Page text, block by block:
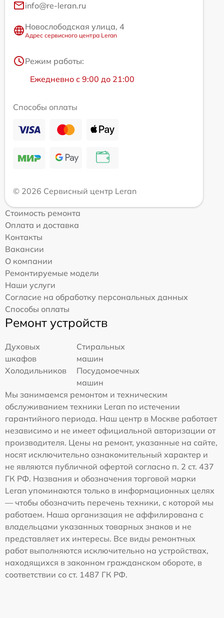
info@re-leran.ru
Новослободская улица, 4
Адрес сервисного центра Leran
Режим работы:
Ежедневно с 9:00 до 21:00
Способы оплаты
© 2026 Сервисный центр Leran
Стоимость ремонта
Оплата и доставка
Контакты
Вакансии
О компании
Ремонтируемые модели
Наши услуги
Согласие на обработку персональных данных
Способы оплаты
Ремонт устройств
Духовых
шкафов
Стиральных
машин
Холодильников
Посудомоечных
машин
Мы занимаемся ремонтом и техническим
обслуживанием техники Leran по истечении
гарантийного периода. Наш центр в Москве работает
независимо и не имеет официальной авторизации от
производителя. Цены на ремонт, указанные на сайте,
носят исключительно ознакомительный характер и
не являются публичной офертой согласно п. 2 ст. 437
ГК РФ. Названия и обозначения торговой марки
Leran упоминаются только в информационных целях
— чтобы обозначить перечень техники, с которой мы
работаем. Наша организация не аффилирована с
владельцами указанных товарных знаков и не
представляет их интересы. Все виды ремонтных
работ выполняются исключительно на устройствах,
находящихся в законном гражданском обороте, в
соответствии со ст. 1487 ГК РФ.